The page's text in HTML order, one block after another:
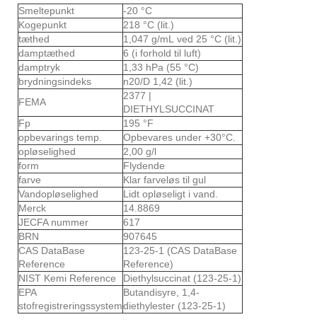
Smeltepunkt
-20 °C
Kogepunkt
218 °C (lit.)
tæthed
1,047 g/mL ved 25 °C (lit.)
damptæthed
6 (i forhold til luft)
damptryk
1,33 hPa (55 °C)
brydningsindeks
n20/D 1,42 (lit.)
FEMA
2377 |
DIETHYLSUCCINAT
Fp
195 °F
opbevarings temp.
Opbevares under +30°C.
opløselighed
2,00 g/l
form
Flydende
farve
Klar farveløs til gul
Vandopløselighed
Lidt opløseligt i vand.
Merck
14.8869
JECFA nummer
617
BRN
907645
CAS DataBase
Reference
123-25-1 (CAS DataBase
Reference)
NIST Kemi Reference
Diethylsuccinat (123-25-1)
EPA
stofregistreringssystem
Butandisyre, 1,4-
diethylester (123-25-1)